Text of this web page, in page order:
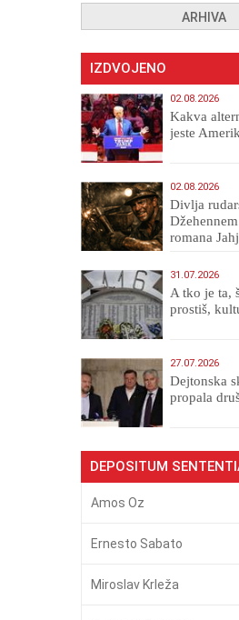
ARHIVA
IZDVOJENO
02.08.2026
Kakva
jeste
02.08.2026
Divlja
romana
31.07.2026
A tko je ta,
prostiš,
27.07.2026
Dejtonska
propala
DEPOSITUM
Amos Oz
Ernesto Sabato
Miroslav Krleža